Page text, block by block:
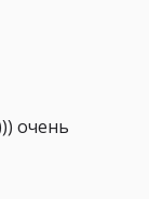
очень